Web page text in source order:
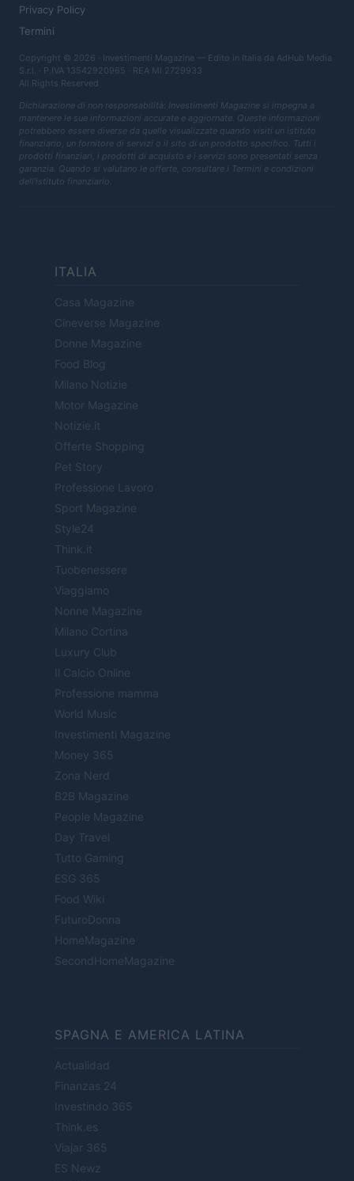
Privacy Policy
Termini
Copyright © 2026 · Investimenti Magazine — Edito in Italia da AdHub Media
S.r.l. · P.IVA 13542920965 · REA MI 2729933
All Rights Reserved
Dichiarazione di non responsabilità: Investimenti Magazine si impegna a
mantenere le sue informazioni accurate e aggiornate. Queste informazioni
potrebbero essere diverse da quelle visualizzate quando visiti un istituto
finanziario, un fornitore di servizi o il sito di un prodotto specifico. Tutti i
prodotti finanziari, i prodotti di acquisto e i servizi sono presentati senza
garanzia. Quando si valutano le offerte, consultare i Termini e condizioni
dell'istituto finanziario.
ITALIA
Casa Magazine
Cineverse Magazine
Donne Magazine
Food Blog
Milano Notizie
Motor Magazine
Notizie.it
Offerte Shopping
Pet Story
Professione Lavoro
Sport Magazine
Style24
Think.it
Tuobenessere
Viaggiamo
Nonne Magazine
Milano Cortina
Luxury Club
Il Calcio Online
Professione mamma
World Music
Investimenti Magazine
Money 365
Zona Nerd
B2B Magazine
People Magazine
Day Travel
Tutto Gaming
ESG 365
Food Wiki
FuturoDonna
HomeMagazine
SecondHomeMagazine
SPAGNA E AMERICA LATINA
Actualidad
Finanzas 24
Investindo 365
Think.es
Viajar 365
ES Newz